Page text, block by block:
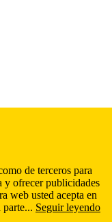
de terceros para
y ofrecer publicidades
web usted acepta en
parte... Seguir leyendo